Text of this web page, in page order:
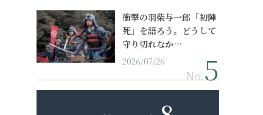
衝撃の羽柴与一郎「初陣
死」を語ろう。どうして
守り切れなか…
2026/07/26
No.